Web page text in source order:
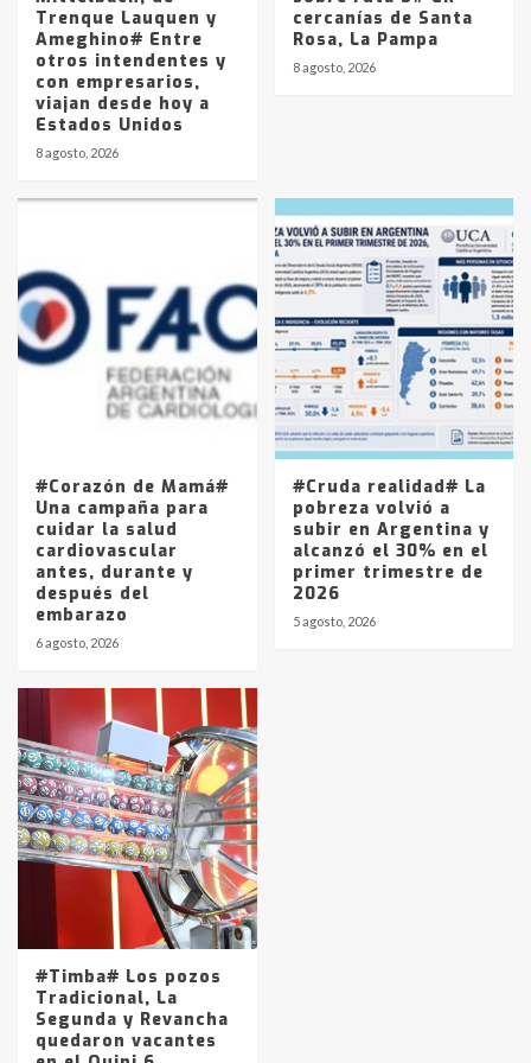
Trenque Lauquen y
Ameghino# Entre
otros intendentes y
con empresarios,
viajan desde hoy a
Estados Unidos
8 agosto, 2026
cercanías de Santa
Rosa, La Pampa
8 agosto, 2026
#Corazón de Mamá#
Una campaña para
cuidar la salud
cardiovascular
antes, durante y
después del
embarazo
6 agosto, 2026
#Cruda realidad# La
pobreza volvió a
subir en Argentina y
alcanzó el 30% en el
primer trimestre de
2026
5 agosto, 2026
#Timba# Los pozos
Tradicional, La
Segunda y Revancha
quedaron vacantes